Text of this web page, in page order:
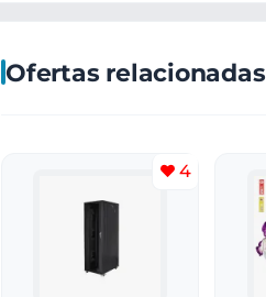
Ofertas relacionadas
4